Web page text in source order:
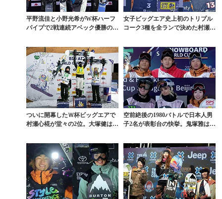
平野流佳と小野光希がW杯ハーフ
パイプで2戦連続アベック優勝の快
女子ビッグエア史上初のトリプル
コーク3種を全ランで決めた村瀬心
ついに開幕したＷ杯ビッグエアで
村瀬心椛が堂々の2位。大塚健は復
空前絶後の1980バトルで日本人男
子2名が表彰台の快挙。鬼塚雅は3